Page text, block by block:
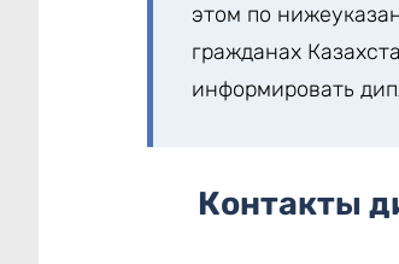
этом по
гражданах
информировать
Контакты